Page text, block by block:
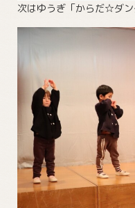
次はゆうぎ「からだ☆ダン